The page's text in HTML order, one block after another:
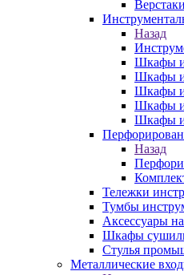
Назад
Шкафы
Шкафы
Шкафы
Шкафы
Шкафы
Назад
Тележки
Тумбы
Аксессуары
Шкафы
Стулья
Металлические